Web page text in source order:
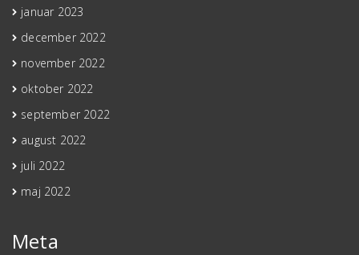
januar 2023
december 2022
november 2022
oktober 2022
september 2022
august 2022
juli 2022
maj 2022
Meta